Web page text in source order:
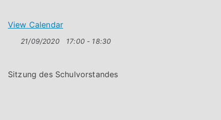
View Calendar
21/09/2020 17:00 - 18:30
Sitzung des Schulvorstandes